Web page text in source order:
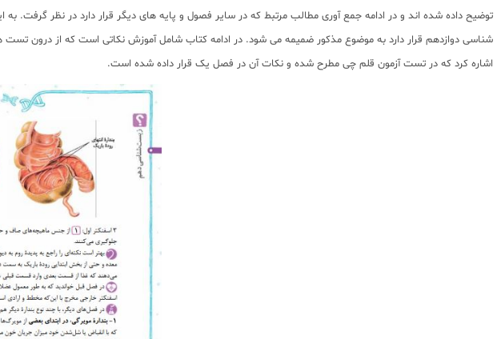
توضیح داده شده اند و در ادامه جمع آوری مطالب مرتبط که در سایر فصول و پایه های دیگر قرار دارد در نظر
شناسی دوازدهم قرار دارد به موضوع مذکور ضمیمه می شود. در ادامه کتاب شامل آموزش نکاتی است که از درون
اشاره کرد که در تست آزمون قلم چی مطرح شده و نکات آن در فصل یک قرار داده شده است.